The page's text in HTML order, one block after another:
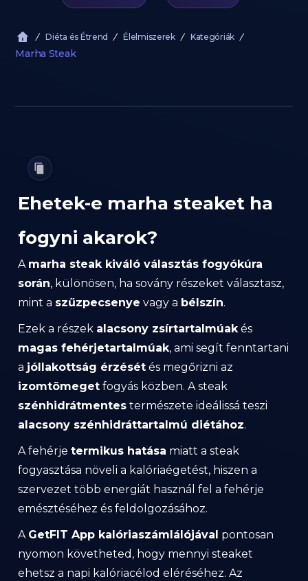
Diéta és Étrend Élelmiszerek Kategóriák
Marha Steak
Ehetek-e marha steaket ha
fogyni akarok?
A marha steak kiváló választás fogyókúra
során, különösen, ha sovány részeket választasz,
mint a szűzpecsenye vagy a bélszín.
Ezek a részek alacsony zsírtartalmúakés
magas fehérjetartalmúak, ami segít fenntartani
a jóllakottság érzését és megőrizni az
izomtömeget fogyás közben. A steak
szénhidrátmentes természete ideálissá teszi
alacsony szénhidráttartalmú diétához.
A fehérje termikus hatása miatt a steak
fogyasztása növeli a kalóriaégetést, hiszen a
szervezet több energiát használ fel a fehérje
emésztéséhez és feldolgozásához.
A GetFIT App kalóriaszámlálójával pontosan
nyomon követheted, hogy mennyi steaket
ehetsz a napi kalóriacélod eléréséhez. Az